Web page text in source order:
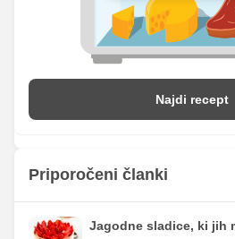
Najdi recept
Priporočeni članki
Jagodne sladice, ki jih